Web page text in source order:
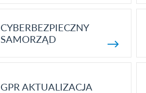
CYBERBEZPIECZNY
SAMORZĄD
GPR AKTUALIZACJA